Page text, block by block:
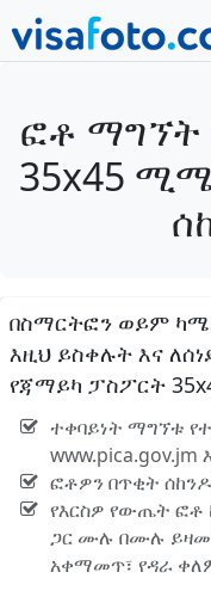
ፎቶ ማግኘት
35x45
በስማርትፎን ወይም
እዚህ ይስቀሉት እና
የጃማይካ ፓስፖርት
ተቀባይነት ማግኘቱ
ፎቶዎን በጥቂት
የእርስዎ የውጤት ፎቶ
ጋር ሙሉ በሙሉ
አቀማመጥ፣ የዳራ